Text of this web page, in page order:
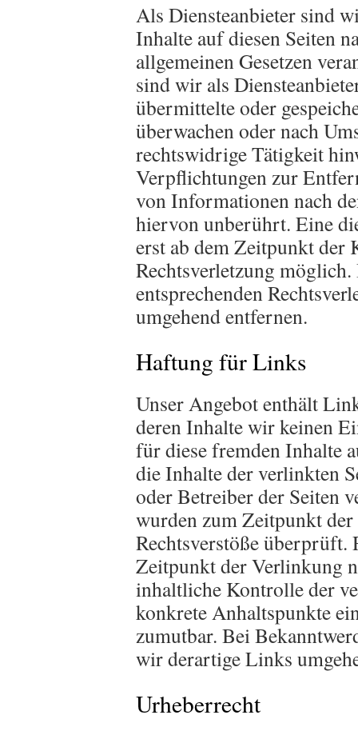
Als Diensteanbieter sind
Inhalte auf diesen Seiten
allgemeinen Gesetzen
sind wir als
übermittelte oder
überwachen oder nach
rechtswidrige Tätigkeit
Verpflichtungen zur
von Informationen nach
hiervon unberührt. Eine
erst ab dem Zeitpunkt der
Rechtsverletzung
entsprechenden
umgehend entfernen.
Haftung für Links
Unser Angebot enthält
deren Inhalte wir keinen
für diese fremden Inhalte
die Inhalte der verlinkten
oder Betreiber der Seiten
wurden zum Zeitpunkt
Rechtsverstöße überprüft.
Zeitpunkt der Verlinkung
inhaltliche Kontrolle der
konkrete Anhaltspunkte
zumutbar. Bei
wir derartige Links
Urheberrecht